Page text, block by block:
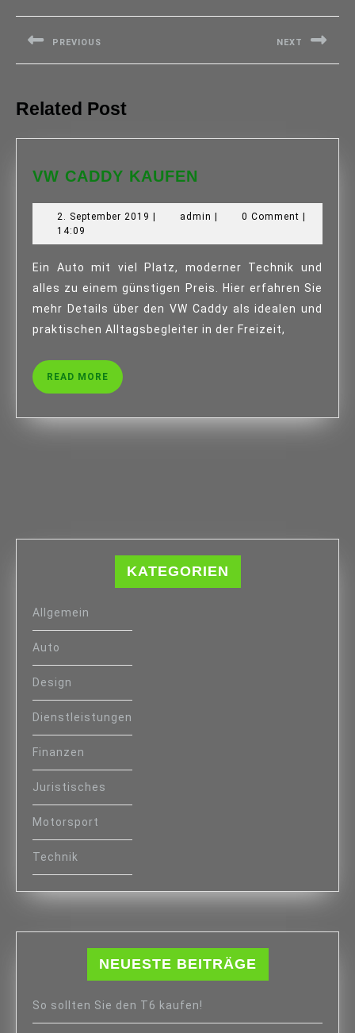
PREVIOUS
Previous
NEXT
Next
Related Post
VW CADDY KAUFEN
KAUFEN
2. September 2019 2.
2019
admin admin0 Comment
14:09
Ein Auto mit viel Platz, moderner Technik und
alles zu einem günstigen Preis. Hier erfahren Sie
mehr Details über den VW Caddy als idealen und
praktischen Alltagsbegleiter in der Freizeit,
READ MORE READ
MORE
KATEGORIEN
Allgemein
Auto
Design
Dienstleistungen
Finanzen
Juristisches
Motorsport
Technik
NEUESTE BEITRÄGE
So sollten Sie den T6 kaufen!